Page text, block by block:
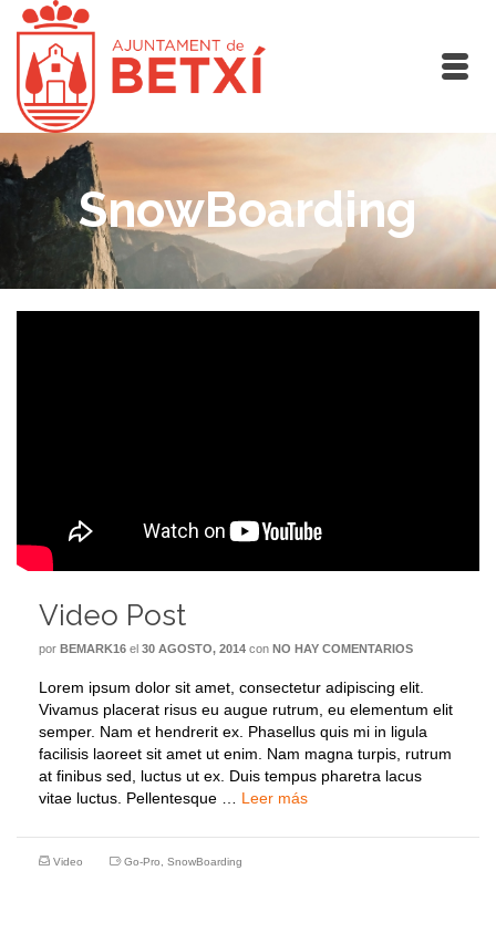
SnowBoarding
Video Post
por BEMARK16 el 30 AGOSTO, 2014 con NO HAY COMENTARIOS
Lorem ipsum dolor sit amet, consectetur adipiscing elit.
Vivamus placerat risus eu augue rutrum, eu elementum elit
semper. Nam et hendrerit ex. Phasellus quis mi in ligula
facilisis laoreet sit amet ut enim. Nam magna turpis, rutrum
at finibus sed, luctus ut ex. Duis tempus pharetra lacus
vitae luctus. Pellentesque … Leer más
Video Go-Pro SnowBoarding